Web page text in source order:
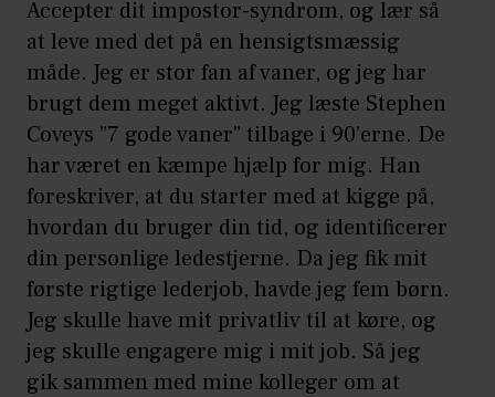
Accepter dit impostor-syndrom, og lær så
at leve med det på en hensigtsmæssig
måde. Jeg er stor fan af vaner, og jeg har
brugt dem meget aktivt. Jeg læste Stephen
Coveys ”7 gode vaner” tilbage i 90’erne. De
har været en kæmpe hjælp for mig. Han
foreskriver, at du starter med at kigge på,
hvordan du bruger din tid, og identificerer
din personlige ledestjerne. Da jeg fik mit
første rigtige lederjob, havde jeg fem børn.
Jeg skulle have mit privatliv til at køre, og
jeg skulle engagere mig i mit job. Så jeg
gik sammen med mine kolleger om at